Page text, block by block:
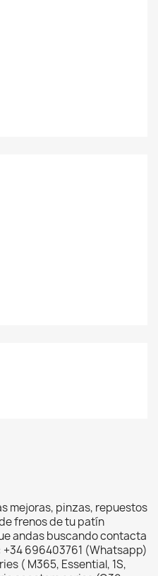
mejoras, pinzas, repuestos
frenos de tu patín
andas buscando contacta
696403761 (Whatsapp)
( M365, Essential, 1S,